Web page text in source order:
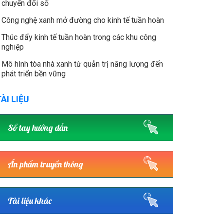
chuyển đổi số
Công nghệ xanh mở đường cho kinh tế tuần hoàn
Thúc đẩy kinh tế tuần hoàn trong các khu công
nghiệp
Mô hình tòa nhà xanh từ quản trị năng lượng đến
phát triển bền vững
LIỆU
Sổ tay hướng dẫn
Ấn phẩm truyền thông
Tài liệu khác